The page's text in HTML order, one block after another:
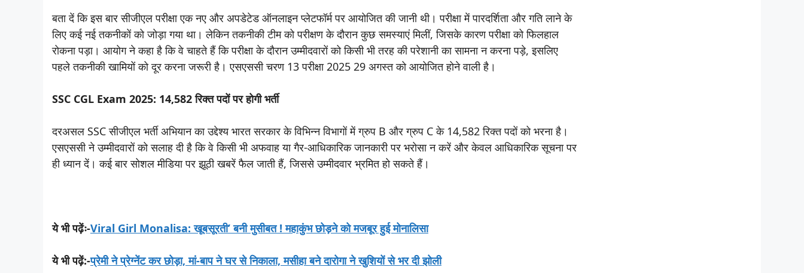
बता दें कि इस बार सीजीएल परीक्षा एक नए और अपडेटेड ऑनलाइन प्लेटफॉर्म पर आयोजित की जानी थी। परीक्षा में पारदर्शिता और गति लाने के
लिए कई नई तकनीकों को जोड़ा गया था। लेकिन तकनीकी टीम को परीक्षण के दौरान कुछ समस्याएं मिलीं, जिसके कारण परीक्षा को फिलहाल
रोकना पड़ा। आयोग ने कहा है कि वे चाहते हैं कि परीक्षा के दौरान उम्मीदवारों को किसी भी तरह की परेशानी का सामना न करना पड़े, इसलिए
पहले तकनीकी खामियों को दूर करना जरूरी है। एसएससी चरण 13 परीक्षा 2025 29 अगस्त को आयोजित होने वाली है।
SSC CGL Exam 2025: 14,582 रिक्त पदों पर होगी भर्ती
दरअसल SSC सीजीएल भर्ती अभियान का उद्देश्य भारत सरकार के विभिन्न विभागों में ग्रुप B और ग्रुप C के 14,582 रिक्त पदों को भरना है।
एसएससी ने उम्मीदवारों को सलाह दी है कि वे किसी भी अफवाह या गैर-आधिकारिक जानकारी पर भरोसा न करें और केवल आधिकारिक सूचना पर
ही ध्यान दें। कई बार सोशल मीडिया पर झूठी खबरें फैल जाती हैं, जिससे उम्मीदवार भ्रमित हो सकते हैं।
ये भी पढ़ेंः-Viral Girl Monalisa: खूबसूरती’ बनी मुसीबत ! महाकुंभ छोड़ने को मजबूर हुई मोनालिसा
ये भी पढ़ें:-प्रेमी ने प्रेग्नेंट कर छोड़ा, मां-बाप ने घर से निकाला, मसीहा बने दारोगा ने खुशियों से भर दी झोली